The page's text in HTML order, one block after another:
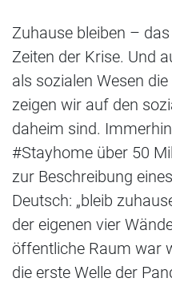
Zuhause bleiben –
Zeiten der Krise. Und
als sozialen Wesen
zeigen wir auf den
daheim sind.
#Stayhome über 50
zur Beschreibung
Deutsch: „bleib
der eigenen vier
öffentliche Raum war
die erste Welle der